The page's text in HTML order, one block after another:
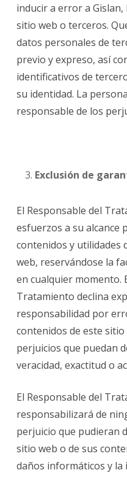
inducir a error a
sitio web o terceros.
datos personales de
previo y expreso, así
identificativos de
su identidad. La
responsable de los
Exclusión de
El Responsable del
esfuerzos a su alcance
contenidos y utilidades
web, reservándose la
en cualquier momento.
Tratamiento declina
responsabilidad por
contenidos de este
perjuicios que puedan
veracidad, exactitud o
El Responsable del
responsabilizará de
perjuicio que pudieran
sitio web o de sus
daños informáticos y